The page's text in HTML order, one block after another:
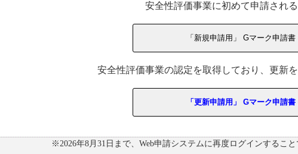
安全性評価事業に初めて申請され
「新規申請用」 Gマーク申請書
安全性評価事業の認定を取得しており、更新
「更新申請用」 Gマーク申請書
※2026年8月31日まで、Web申請システムに再度ログインするこ